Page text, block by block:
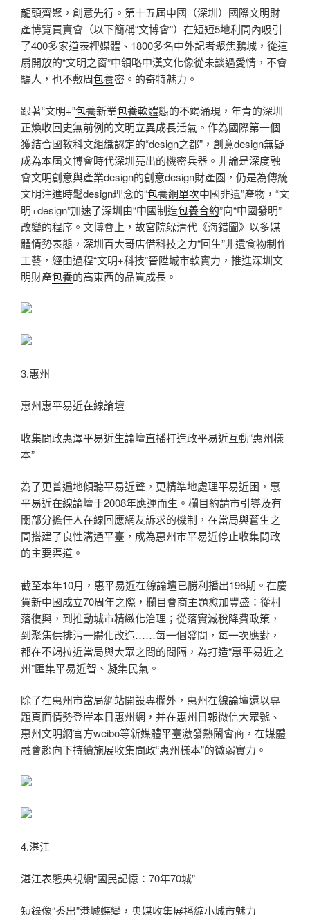
龍頭齊聚，創意先行。第十五屆中國（深圳）國際文明財
產博覽買賣會（以下簡稱“文博會”）在短短5地利間內吸引
了400多家道表裡媒體、1800多名中外記者聚焦鵬城，從這
扇開放的“文明之窗”中領略中漢文化像從未談過愛情，不會
騙人，也不敷周包養密。的奇特魅力。
跟著“文明+”包養新業包養軟體態的不竭涌現，年青的深圳
正煥收回史無前例的文明立異成長活氣。作為國際第一個
獲結合國教科文組織認定的“design之都”，創意design無疑
成為本屆文博會時代深圳亮出的機密兵器。非論是深度融
會文明創意與產業design的創意design財產園，仍是為傳統
文明注進時髦design理念的“包養網單次中國非遺”產物，“文
明+design”加速了深圳由“中國制造包養合約”向“中國發明”
改變的程序。文博會上，故宮院躲清代《海錯圖》以多媒
體情勢表態，深圳百大哥店借科技之力“回生”非遺食物制作
工藝，經由過程“文明+科技”晉陞城市軟實力，推進深圳文
明財產包養的高東西的品質成長。
3.惠州
惠州惠平易近在線論壇
收集問政惠澤平易近生論壇直播打造政平易近互動“惠州樣
本”
為了更普遍地傾聽平易近聲，更精準地處理平易近困，惠
平易近在線論壇于2008年應運而生。欄目約請市引導及有
關部分擔任人在線回應網友訴求的機制，在當局與蒼生之
間搭建了良性溝通平臺，成為惠州市平易近停止收集問政
的主要渠道。
截至本年10月，惠平易近在線論壇已勝利播出196期。在慶
賀新中國成立70周年之際，欄目會商主題愈加豐盛：從村
落復興，到推動城市精緻化治理；從落實減稅降費政策，
到聚焦供排污一體化改造……每一個發問，每一次應對，
都在不竭拉近當局與大眾之間的間隔，為打造“惠平易近之
州”匯集平易近智、凝集民氣。
除了在惠州市當局網站開設專欄外，惠州在線論壇還以專
題頁面情勢登岸本日惠州網，并在惠州日報微信大眾號、
惠州文明網官方weibo等新媒體平臺激發熱鬧會商，在媒體
融會趨向下持續施展收集問政“惠州樣本”的微弱實力。
4.湛江
湛江表態央視網“國民記憶：70年70城”
短錄像“秀出”港城蝶變，央媒收集展播縮小城市魅力